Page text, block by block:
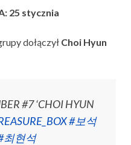
25 stycznia
dołączył Choi Hyun
#7 ‘CHOI HYUN
#보석
최현석